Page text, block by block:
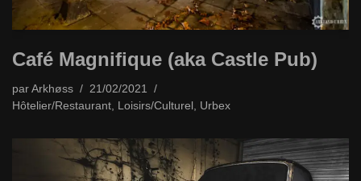
Café Magnifique (aka Castle Pub)
par Arkhøss
21/02/2021
Hôtelier/Restaurant, Loisirs/Culturel , Urbex